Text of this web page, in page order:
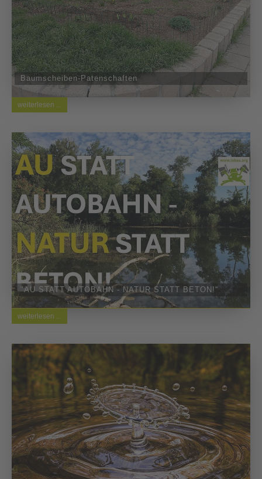
Baumscheiben-Patenschaften
weiterlesen ...
"AU STATT AUTOBAHN - NATUR STATT BETON!“
weiterlesen ...